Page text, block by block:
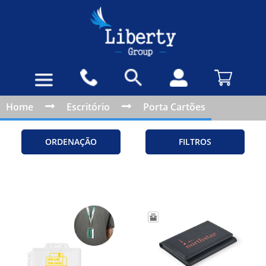
Home Escritório Porta Cartões
ORDENAÇÃO FILTROS